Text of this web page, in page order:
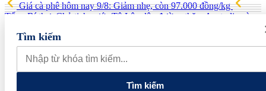
Giá cà phê hôm nay 9/8: Giảm nhẹ, còn 97.000 đồng/kg
Tổng Bí thư, Chủ tịch nước Tô Lâm lên đường thăm Australia và
New Zealand
quan đến lĩnh vực tài chính, ngân hàng
Xử lý đến cùng các
vướng mắc, không đẩy doanh nghiệp đi vòng
Tìm kiếm
Tìm kiếm